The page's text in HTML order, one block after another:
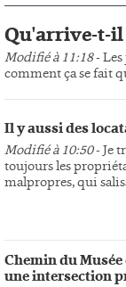
Qu'arrive-t-il
Modifié à 11:18- Les
comment ça se fait
Il y aussi des
Modifié à 10:50- Je
toujours les
malpropres, qui
Chemin du
une intersection